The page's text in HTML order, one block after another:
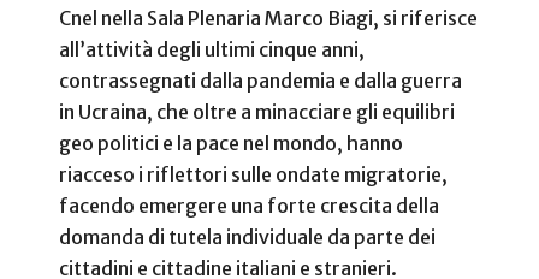
Cnel nella Sala Plenaria Marco Biagi, si riferisce
all’attività degli ultimi cinque anni,
contrassegnati dalla pandemia e dalla guerra
in Ucraina, che oltre a minacciare gli equilibri
geo politici e la pace nel mondo, hanno
riacceso i riflettori sulle ondate migratorie,
facendo emergere una forte crescita della
domanda di tutela individuale da parte dei
cittadini e cittadine italiani e stranieri.